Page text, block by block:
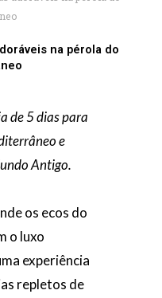
na pérola do
de 5 dias para
e
Antigo.
os ecos do
o luxo
experiência
repletos de